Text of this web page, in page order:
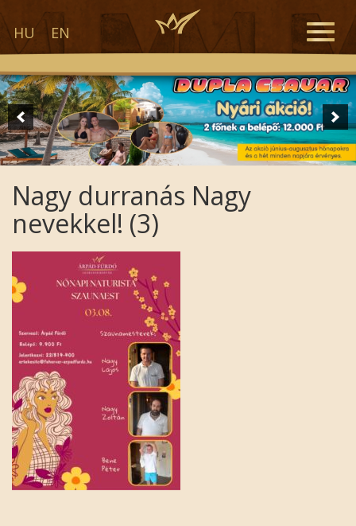
HU EN
Toggle
Nagy durranás Nagy
nevekkel! (3)